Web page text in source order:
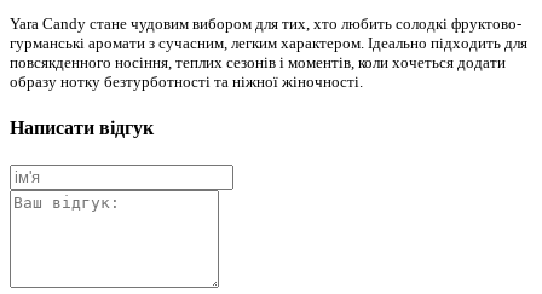
Yara Candy стане чудовим вибором для тих, хто любить солодкі фруктово-
гурманські аромати з сучасним, легким характером. Ідеально підходить для
повсякденного носіння, теплих сезонів і моментів, коли хочеться додати
образу нотку безтурботності та ніжної жіночності.
Написати відгук